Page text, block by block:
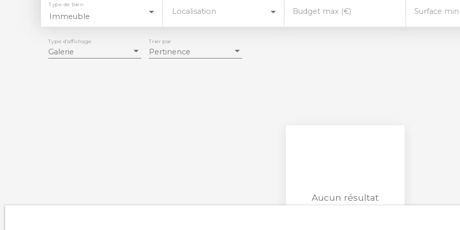
Immeuble
Type de bien
Localisation Budget max (€) Surface min
Galerie
Type d'affichage
Pertinence
Trier par
Aucun résultat